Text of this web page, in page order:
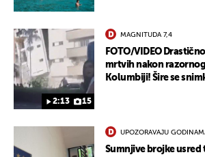
2:13 15
MAGNITUDA 7,4
FOTO/VIDEO
mrtvih nakon
Kolumbiji! Šire se
UPOZORAVAJU
Sumnjive brojke usred